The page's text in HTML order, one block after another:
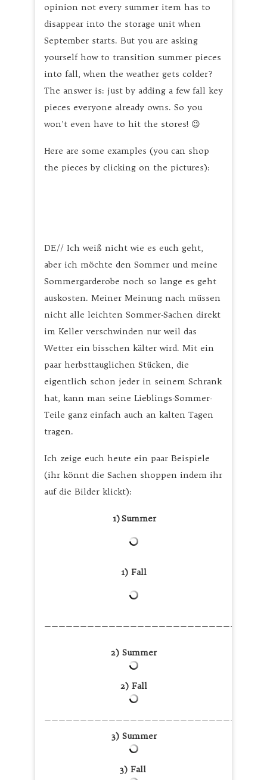
opinion not every summer item has to
disappear into the storage unit when
September starts. But you are asking
yourself how to transition summer pieces
into fall, when the weather gets colder?
The answer is: just by adding a few fall key
pieces everyone already owns. So you
won’t even have to hit the stores! 😉
Here are some examples (you can shop
the pieces by clicking on the pictures):
DE// Ich weiß nicht wie es euch geht,
aber ich möchte den Sommer und meine
Sommergarderobe noch so lange es geht
auskosten. Meiner Meinung nach müssen
nicht alle leichten Sommer-Sachen direkt
im Keller verschwinden nur weil das
Wetter ein bisschen kälter wird. Mit ein
paar herbsttauglichen Stücken, die
eigentlich schon jeder in seinem Schrank
hat, kann man seine Lieblings-Sommer-
Teile ganz einfach auch an kalten Tagen
tragen.
Ich zeige euch heute ein paar Beispiele
(ihr könnt die Sachen shoppen indem ihr
auf die Bilder klickt):
1)Summer
1) Fall
2) Summer
2) Fall
3) Summer
3) Fall